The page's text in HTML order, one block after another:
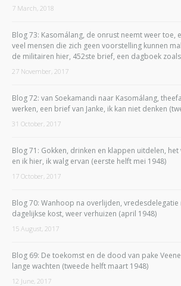
7 March, 2018
Blog 73: Kasomálang, de onrust neemt weer toe,
veel mensen die zich geen voorstelling kunnen
de militairen hier, 452ste brief, een dagboek
27 November, 2017
Blog 72: van Soekamandi naar Kasomálang,
werken, een brief van Janke, ik kan niet denken
31 October, 2017
Blog 71: Gokken, drinken en klappen uitdelen,
en ik hier, ik walg ervan (eerste helft mei 1948)
17 October, 2017
Blog 70: Wanhoop na overlijden, vredesdelegatie
dagelijkse kost, weer verhuizen (april 1948)
15 August, 2017
Blog 69: De toekomst en de dood van pake
lange wachten (tweede helft maart 1948)
12 June, 2017